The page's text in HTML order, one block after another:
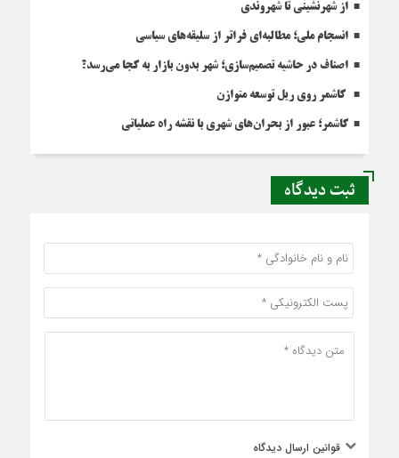
از شهرنشینی تا شهروندی
انسجام ملی؛ مطالبه‌ای فراتر از سلیقه‌های سیاسی
اصناف در حاشیه تصمیم‌سازی؛ شهر بدون بازار به کجا می‌رسد؟
کاشمر روی ریل توسعه متوازن
کاشمر؛ عبور از بحران‌های شهری با نقشه راه عملیاتی
ثبت دیدگاه
قوانین ارسال دیدگاه